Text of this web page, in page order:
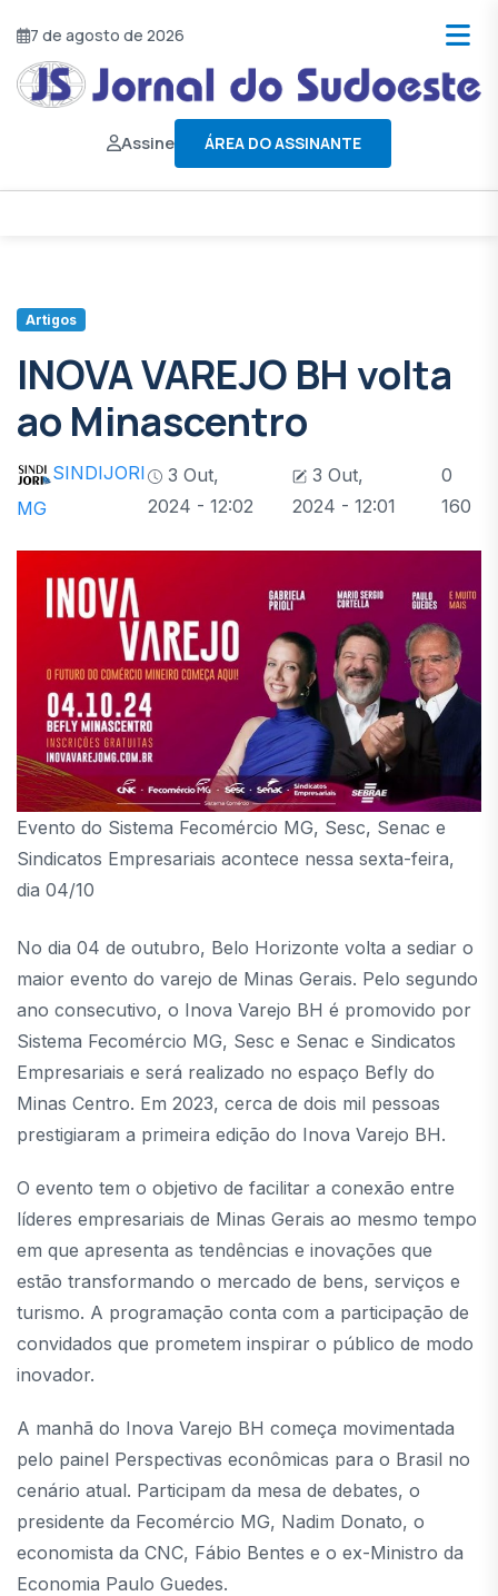
7 de agosto de 2026
Assine ÁREA DO ASSINANTE
Artigos
INOVA VAREJO BH volta
ao Minascentro
SINDIJORI
MG
3 Out,
2024 - 12:02
3 Out,
2024 - 12:01
0
160
Evento do Sistema Fecomércio MG, Sesc, Senac e
Sindicatos Empresariais acontece nessa sexta-feira,
dia 04/10
No dia 04 de outubro, Belo Horizonte volta a sediar o
maior evento do varejo de Minas Gerais. Pelo segundo
ano consecutivo, o Inova Varejo BH é promovido por
Sistema Fecomércio MG, Sesc e Senac e Sindicatos
Empresariais e será realizado no espaço Befly do
Minas Centro. Em 2023, cerca de dois mil pessoas
prestigiaram a primeira edição do Inova Varejo BH.
O evento tem o objetivo de facilitar a conexão entre
líderes empresariais de Minas Gerais ao mesmo tempo
em que apresenta as tendências e inovações que
estão transformando o mercado de bens, serviços e
turismo. A programação conta com a participação de
convidados que prometem inspirar o público de modo
inovador.
A manhã do Inova Varejo BH começa movimentada
pelo painel Perspectivas econômicas para o Brasil no
cenário atual. Participam da mesa de debates, o
presidente da Fecomércio MG, Nadim Donato, o
economista da CNC, Fábio Bentes e o ex-Ministro da
Economia Paulo Guedes.